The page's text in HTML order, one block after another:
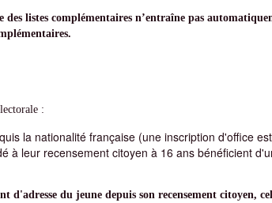
listes complémentaires n’entraîne pas
:
la nationalité française (une inscription d'office
à leur recensement citoyen à 16 ans bénéficient
d'adresse du jeune depuis son recensement citoyen,